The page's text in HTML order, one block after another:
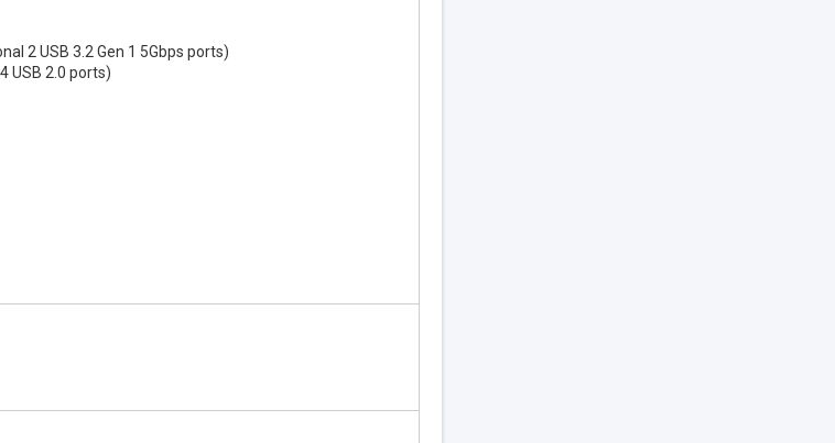
2 USB 3.2 Gen 1 5Gbps ports)
USB 2.0 ports)